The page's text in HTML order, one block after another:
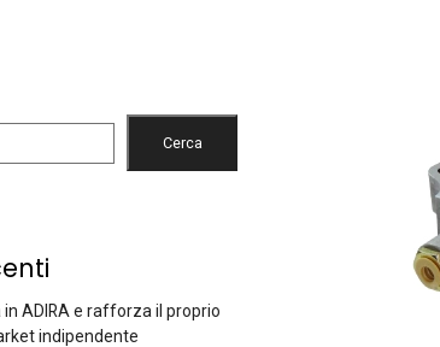
Cerca
in ADIRA e rafforza il proprio
indipendente